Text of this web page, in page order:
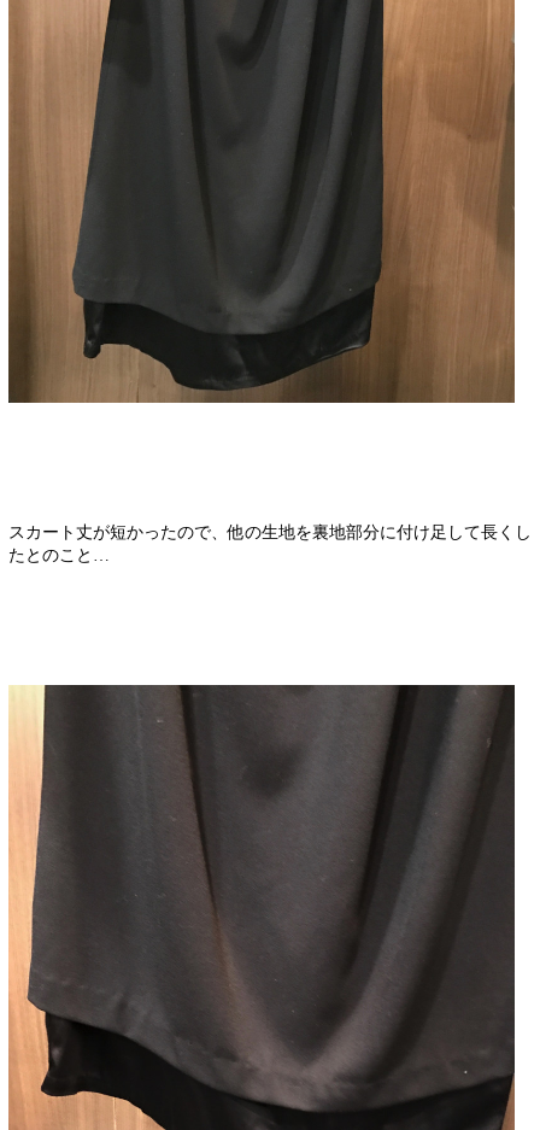
スカート丈が短かったので、他の生地を裏地部分に付け足して長くし
たとのこと…